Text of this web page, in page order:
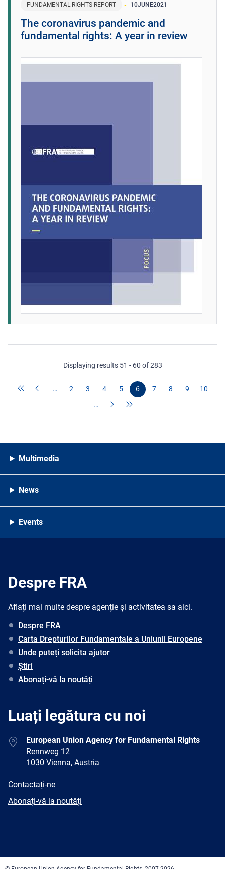
FUNDAMENTAL RIGHTS REPORT 10JUNE2021
The coronavirus pandemic and
fundamental rights: A year in review
Displaying results 51 - 60 of 283
… 2 3 4 5 6 7 8 9
10
…
Multimedia
News
Events
Despre FRA
Aflați mai multe despre agenție și activitatea sa aici.
Despre FRA
Carta Drepturilor Fundamentale a Uniunii Europene
Unde puteți solicita ajutor
Știri
Abonați-vă la noutăți
Luați legătura cu noi
AddressEuropean Union Agency for Fundamental Rights
Rennweg 12
1030 Vienna, Austria
E-
Contactați-ne
Newsletter
Abonați-vă la noutăți